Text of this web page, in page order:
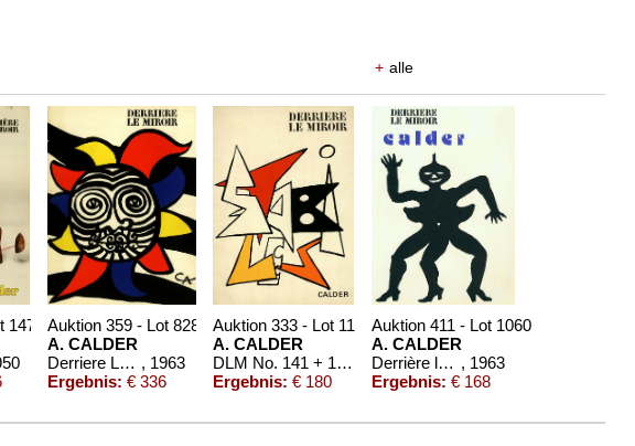
+ alle
Auktion 359 - Lot 828
A. CALDER
Derriere Le Miroir. 7 Hefte. 1963 , 1963
Ergebnis: € 336
Auktion 333 - Lot 111
A. CALDER
DLM No. 141 + 156, zus. 2 Hefte.
Ergebnis: € 180
Auktion 411 - Lot 1060
A. CALDER
Derrière le miroir. 4 Hefte. , 1963
Ergebnis: € 168